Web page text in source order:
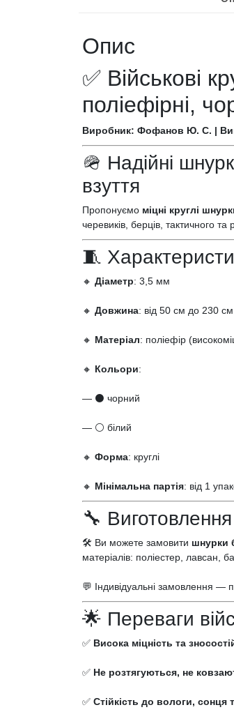
Опис
✅ Військові
поліефірні,
Виробник: Фофанов Ю. С. |
🪖 Надійні
взуття
Пропонуємо міцні круглі
черевиків, берців, тактичного
🧵
🔸 Діаметр: 3,5 мм
🔸 Довжина: від 50 см до 230 см
🔸 Матеріал: поліефір
🔸 Кольори:
— ⚫ чорний
— ⚪ білий
🔸 Форма: круглі
🔸 Мінімальна партія: від 1
🔧
🛠 Ви можете замовити шнурки
матеріалів: поліестер, лавсан,
💬 Індивідуальні замовлення —
🌟 Переваги
✅ Висока міцність та
✅ Не розтягуються, не
✅ Стійкість до вологи, сонця